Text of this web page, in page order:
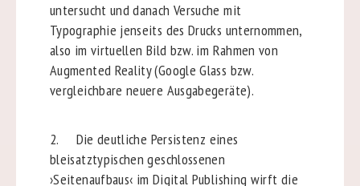
untersucht und danach Versuche mit
Typographie jenseits des Drucks unternommen,
also im virtuellen Bild bzw. im Rahmen von
Augmented Reality (Google Glass bzw.
vergleichbare neuere Ausgabegeräte).
2. Die deutliche Persistenz eines
bleisatztypischen geschlossenen
›Seitenaufbaus‹ im Digital Publishing wirft die